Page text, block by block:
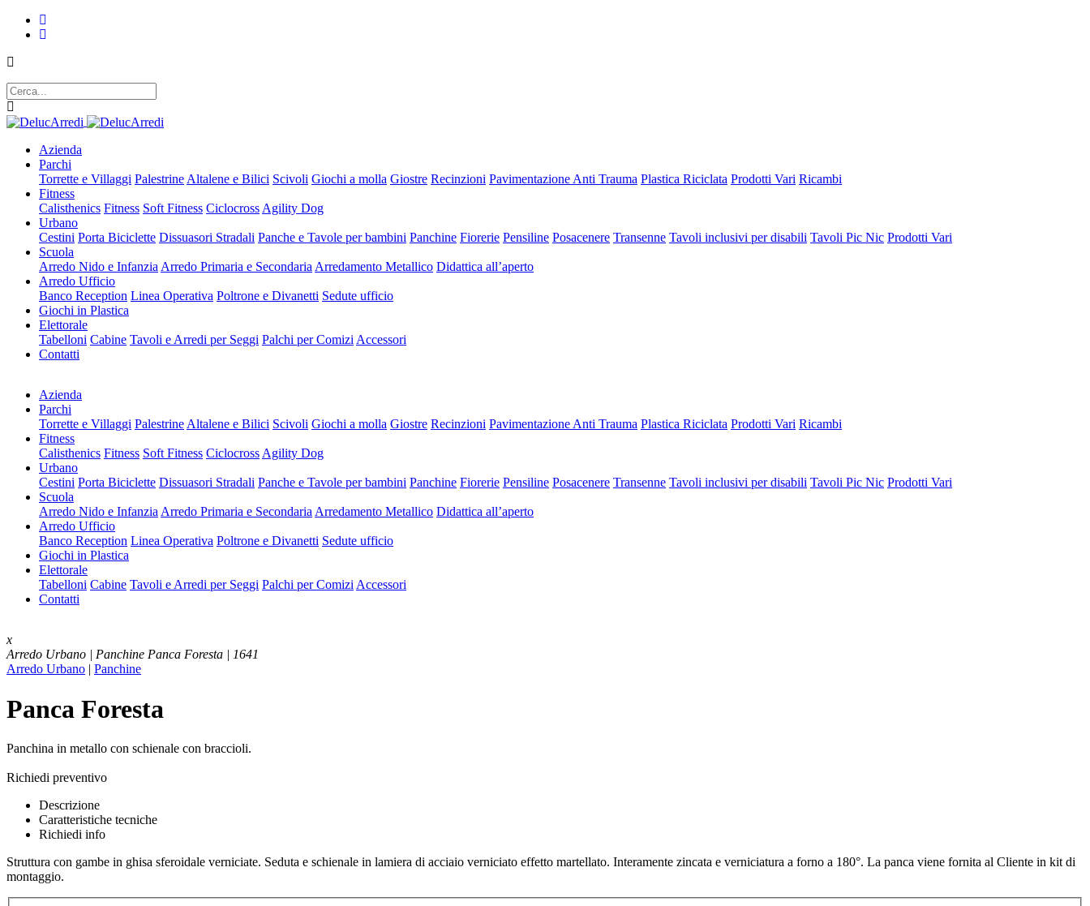
Azienda
Parchi
Torrette e Villaggi Palestrine Altalene e Bilici Scivoli Giochi a molla Giostre Recinzioni Pavimentazione Anti Trauma Plastica Riciclata Prodotti Vari Ricambi
Fitness
Calisthenics Fitness Soft Fitness Ciclocross Agility Dog
Urbano
Cestini Porta Biciclette Dissuasori Stradali Panche e Tavole per bambini Panchine Fiorerie Pensiline Posacenere Transenne Tavoli inclusivi per disabili Tavoli Pic Nic Prodotti Vari
Scuola
Arredo Nido e Infanzia Arredo Primaria e Secondaria Arredamento Metallico Didattica all’aperto
Arredo Ufficio
Banco Reception Linea Operativa Poltrone e Divanetti Sedute ufficio
Giochi in Plastica
Elettorale
Tabelloni Cabine Tavoli e Arredi per Seggi Palchi per Comizi Accessori
Contatti
Azienda
Parchi
Torrette e Villaggi Palestrine Altalene e Bilici Scivoli Giochi a molla Giostre Recinzioni Pavimentazione Anti Trauma Plastica Riciclata Prodotti Vari Ricambi
Fitness
Calisthenics Fitness Soft Fitness Ciclocross Agility Dog
Urbano
Cestini Porta Biciclette Dissuasori Stradali Panche e Tavole per bambini Panchine Fiorerie Pensiline Posacenere Transenne Tavoli inclusivi per disabili Tavoli Pic Nic Prodotti Vari
Scuola
Arredo Nido e Infanzia Arredo Primaria e Secondaria Arredamento Metallico Didattica all’aperto
Arredo Ufficio
Banco Reception Linea Operativa Poltrone e Divanetti Sedute ufficio
Giochi in Plastica
Elettorale
Tabelloni Cabine Tavoli e Arredi per Seggi Palchi per Comizi Accessori
Contatti
x
Arredo Urbano | Panchine Panca Foresta | 1641
Arredo Urbano | Panchine
Panca Foresta
Panchina in metallo con schienale con braccioli.
Richiedi preventivo
Descrizione
Caratteristiche tecniche
Richiedi info
Struttura con gambe in ghisa sferoidale verniciate. Seduta e schienale in lamiera di acciaio verniciato effetto martellato. Interamente zincata e verniciatura a forno a 180°. La panca viene fornita al Cliente in kit di
montaggio.